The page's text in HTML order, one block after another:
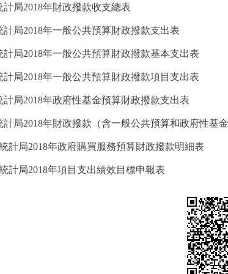
計局2018年財政撥款收支總表
計局2018年一般公共預算財政撥款支出表
計局2018年一般公共預算財政撥款基本支出表
計局2018年一般公共預算財政撥款項目支出表
計局2018年政府性基金預算財政撥款支出表
計局2018年財政撥款（含一般公共預算和政府性基
計局2018年政府購買服務預算財政撥款明細表
計局2018年項目支出績效目標申報表